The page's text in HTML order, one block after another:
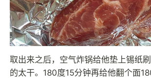
取出来之后，空气炸锅给他垫上锡纸
的太干。180度15分钟再给他翻个面